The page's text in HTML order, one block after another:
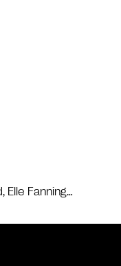
Elle Fanning…